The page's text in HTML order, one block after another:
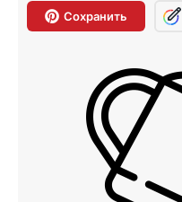
Сохранить